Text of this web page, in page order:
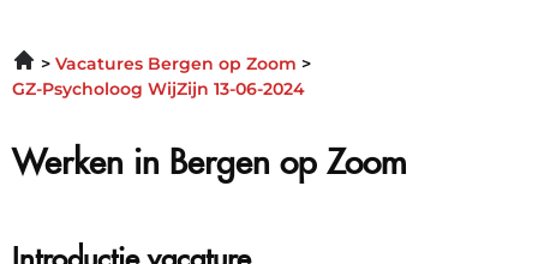
Vacatures Bergen op Zoom
GZ-Psycholoog WijZijn 13-06-2024
Werken in Bergen op Zoom
Introductie vacature